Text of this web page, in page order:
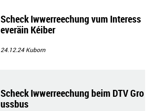
Scheck Iwwerreechung vum Interess
everäin Kéiber
24.12.24Kuborn
Scheck Iwwerreechung beim DTV Gro
ussbus